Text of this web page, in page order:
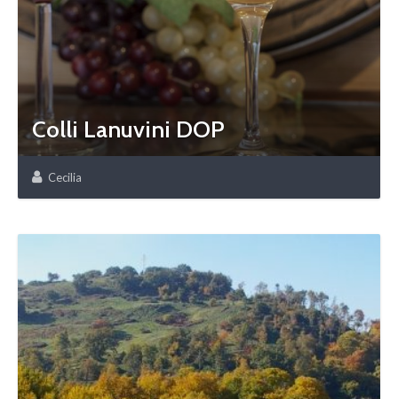
Colli Lanuvini DOP
Cecilia